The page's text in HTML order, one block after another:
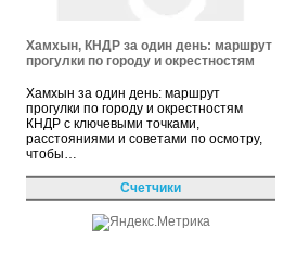
Хамхын, КНДР за один день: маршрут
прогулки по городу и окрестностям
Хамхын за один день: маршрут
прогулки по городу и окрестностям
КНДР с ключевыми точками,
расстояниями и советами по осмотру,
чтобы…
Счетчики